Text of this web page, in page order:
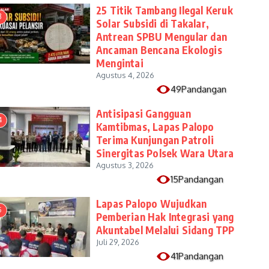
25 Titik Tambang Ilegal Keruk
Solar Subsidi di Takalar,
Antrean SPBU Mengular dan
Ancaman Bencana Ekologis
Mengintai
Agustus 4, 2026
49Pandangan
Antisipasi Gangguan
Kamtibmas, Lapas Palopo
Terima Kunjungan Patroli
Sinergitas Polsek Wara Utara
Agustus 3, 2026
15Pandangan
Lapas Palopo Wujudkan
Pemberian Hak Integrasi yang
Akuntabel Melalui Sidang TPP
Juli 29, 2026
41Pandangan